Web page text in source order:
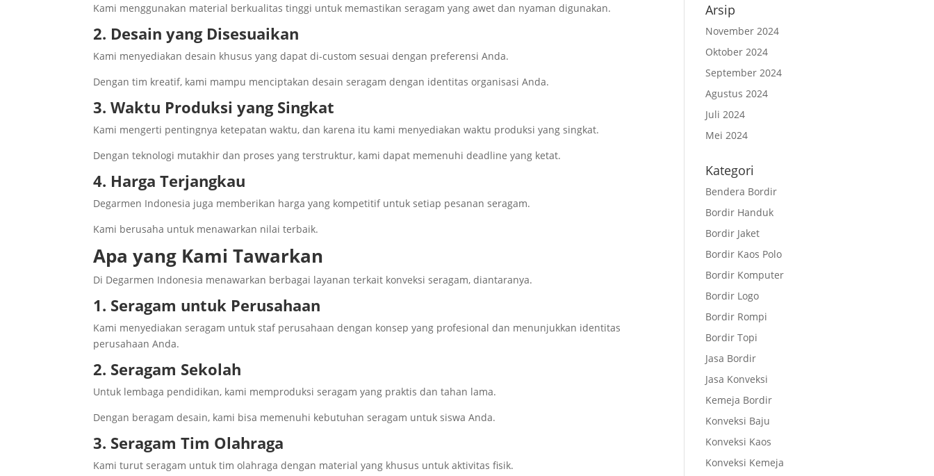
Kami menggunakan material berkualitas tinggi untuk memastikan seragam yang awet dan nyaman digunakan.
2. Desain yang Disesuaikan
Kami menyediakan desain khusus yang dapat di-custom sesuai dengan preferensi Anda.
Dengan tim kreatif, kami mampu menciptakan desain seragam dengan identitas organisasi Anda.
3. Waktu Produksi yang Singkat
Kami mengerti pentingnya ketepatan waktu, dan karena itu kami menyediakan waktu produksi yang singkat.
Dengan teknologi mutakhir dan proses yang terstruktur, kami dapat memenuhi deadline yang ketat.
4. Harga Terjangkau
Degarmen Indonesia juga memberikan harga yang kompetitif untuk setiap pesanan seragam.
Kami berusaha untuk menawarkan nilai terbaik.
Apa yang Kami Tawarkan
Di Degarmen Indonesia menawarkan berbagai layanan terkait konveksi seragam, diantaranya.
1. Seragam untuk Perusahaan
Kami menyediakan seragam untuk staf perusahaan dengan konsep yang profesional dan menunjukkan identitas
perusahaan Anda.
2. Seragam Sekolah
Untuk lembaga pendidikan, kami memproduksi seragam yang praktis dan tahan lama.
Dengan beragam desain, kami bisa memenuhi kebutuhan seragam untuk siswa Anda.
3. Seragam Tim Olahraga
Kami turut seragam untuk tim olahraga dengan material yang khusus untuk aktivitas fisik.
Arsip
November 2024
Oktober 2024
September 2024
Agustus 2024
Juli 2024
Mei 2024
Kategori
Bendera Bordir
Bordir Handuk
Bordir Jaket
Bordir Kaos Polo
Bordir Komputer
Bordir Logo
Bordir Rompi
Bordir Topi
Jasa Bordir
Jasa Konveksi
Kemeja Bordir
Konveksi Baju
Konveksi Kaos
Konveksi Kemeja